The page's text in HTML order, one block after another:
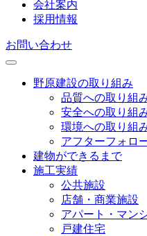
会社案内
採用情報
お問い合わせ
野原建設の取り組み
品質への取り組
安全への取り組
環境への取り組
アフターフォロ
建物ができるまで
施工実績
公共施設
店舗・商業施設
アパート・マン
戸建住宅